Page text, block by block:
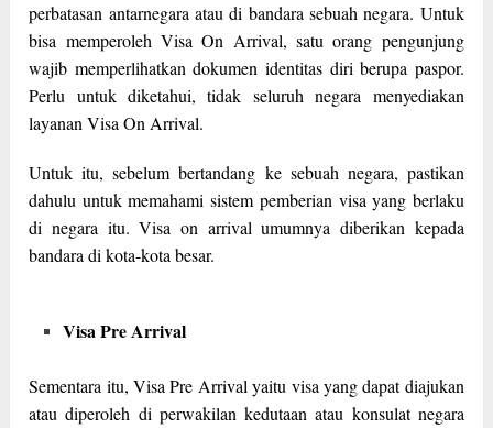
perbatasan antarnegara atau di bandara sebuah negara. Untuk
bisa memperoleh Visa On Arrival, satu orang pengunjung
wajib memperlihatkan dokumen identitas diri berupa paspor.
Perlu untuk diketahui, tidak seluruh negara menyediakan
layanan Visa On Arrival.
Untuk itu, sebelum bertandang ke sebuah negara, pastikan
dahulu untuk memahami sistem pemberian visa yang berlaku
di negara itu. Visa on arrival umumnya diberikan kepada
bandara di kota-kota besar.
Visa Pre Arrival
Sementara itu, Visa Pre Arrival yaitu visa yang dapat diajukan
atau diperoleh di perwakilan kedutaan atau konsulat negara